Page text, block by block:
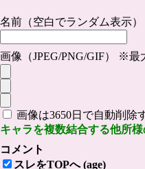
名前（空白でランダム表示）
画像（JPEG/PNG/GIF） ※最
画像は3650日で自動削除
キャラを複数結合する他所
コメント
スレをTOPへ (age)